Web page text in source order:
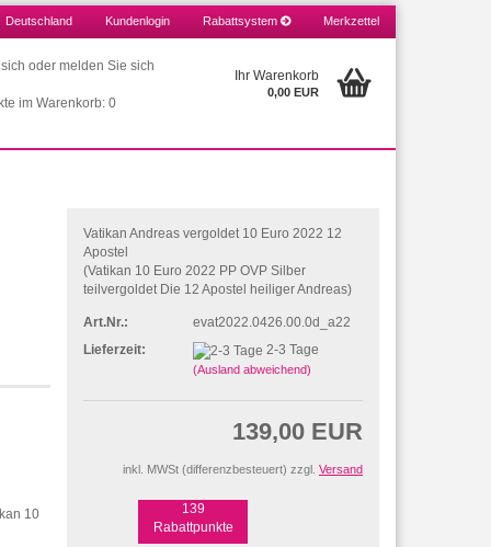
Deutschland Kundenlogin Rabattsystem Merkzettel
oder melden Sie sich
im Warenkorb: 0
Ihr Warenkorb
0,00 EUR
10
Vatikan Andreas vergoldet 10 Euro 2022 12
Apostel
(Vatikan 10 Euro 2022 PP OVP Silber
teilvergoldet Die 12 Apostel heiliger Andreas)
Art.Nr.:
evat2022.0426.00.0d_a22
Lieferzeit:
2-3 Tage
(Ausland abweichend)
139,00 EUR
inkl. MWSt (differenzbesteuert) zzgl. Versand
139
Rabattpunkte